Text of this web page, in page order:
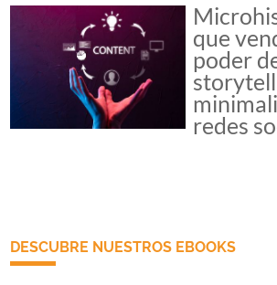
que
poder
redes
DESCUBRE NUESTROS EBOOKS